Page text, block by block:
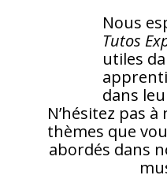
Nous
Tutos
utiles
dans
N’hésitez pas
thèmes que
abordés dans